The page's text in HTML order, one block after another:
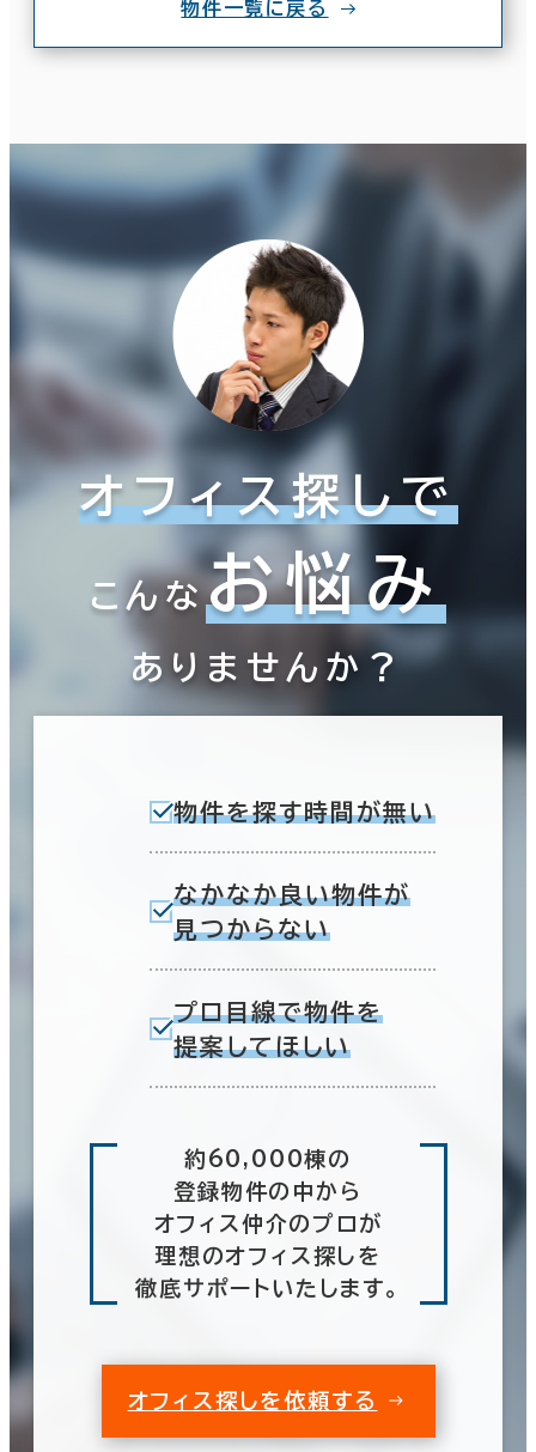
物件一覧に戻る
オフィス探しで
こんなお悩み
ありませんか？
物件を探す時間が無い
なかなか良い物件が
見つからない
プロ目線で物件を
提案してほしい
約60,000棟の
登録物件の中から
オフィス仲介のプロが
理想のオフィス探しを
徹底サポートいたします。
オフィス探しを依頼する